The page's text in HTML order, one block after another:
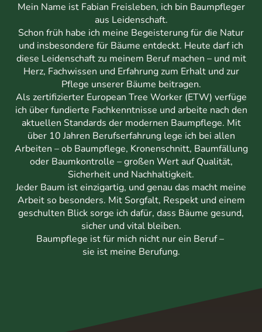
Mein Name ist Fabian Freisleben, ich bin Baumpfleger
aus Leidenschaft.
Schon früh habe ich meine Begeisterung für die Natur
und insbesondere für Bäume entdeckt. Heute darf ich
diese Leidenschaft zu meinem Beruf machen – und mit
Herz, Fachwissen und Erfahrung zum Erhalt und zur
Pflege unserer Bäume beitragen.
Als zertifizierter European Tree Worker (ETW) verfüge
ich über fundierte Fachkenntnisse und arbeite nach den
aktuellen Standards der modernen Baumpflege. Mit
über 10 Jahren Berufserfahrung lege ich bei allen
Arbeiten – ob Baumpflege, Kronenschnitt, Baumfällung
oder Baumkontrolle – großen Wert auf Qualität,
Sicherheit und Nachhaltigkeit.
Jeder Baum ist einzigartig, und genau das macht meine
Arbeit so besonders. Mit Sorgfalt, Respekt und einem
geschulten Blick sorge ich dafür, dass Bäume gesund,
sicher und vital bleiben.
Baumpflege ist für mich nicht nur ein Beruf –
sie ist meine Berufung.